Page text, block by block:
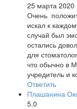
25 марта 2020
Очень
искал к
случай был
остались
для
что обычно в
учредитель и
Ответить
Плашанина
5.0